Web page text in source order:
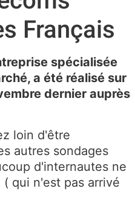
Français
spécialisée
a été réalisé sur
dernier auprès
loin d'être
autres sondages
d'internautes ne
qui n'est pas arrivé